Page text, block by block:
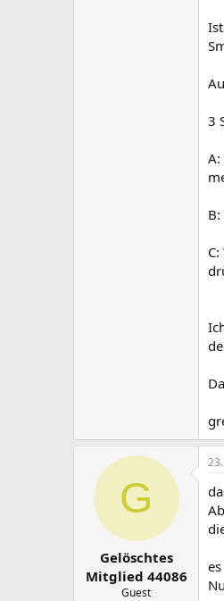
3
A:
G
Gelöschtes
Mitglied 44086
Guest